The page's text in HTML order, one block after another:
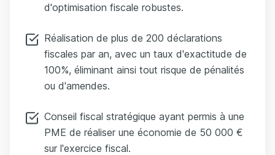
d'optimisation fiscale robustes.
Réalisation de plus de 200 déclarations
fiscales par an, avec un taux d'exactitude de
100%, éliminant ainsi tout risque de pénalités
ou d'amendes.
Conseil fiscal stratégique ayant permis à une
PME de réaliser une économie de 50 000 €
sur l'exercice fiscal.